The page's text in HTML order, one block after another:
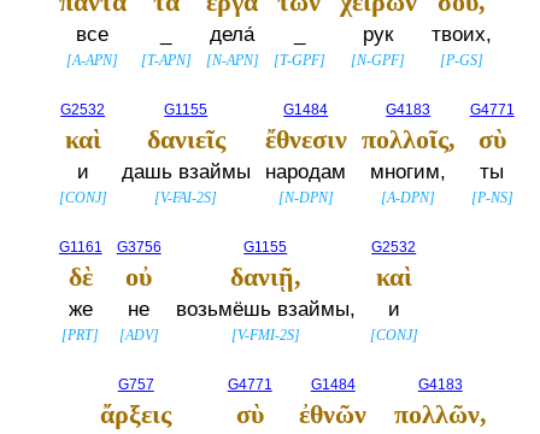
все
[A-APN] [T-APN]
дела́
[N-APN] [T-GPF]
рук
[N-GPF]
твоих,
[P-GS]
G2532
καὶ
и
[CONJ]
G1155
δανιεῖς
дашь взаймы
[V-FAI-2S]
G1484
ἔθνεσιν
народам
[N-DPN]
G4183
πολλοῖς,
многим,
[A-DPN]
G4771
σὺ
ты
[P-NS]
G1161
δὲ
же
[PRT]
G3756
οὐ
не
[ADV]
G1155
δανιῇ,
возьмёшь взаймы,
[V-FMI-2S]
G2532
καὶ
и
[CONJ]
G757
ἄρξεις
G4771
σὺ
G1484
ἐθνῶν
G4183
πολλῶν,